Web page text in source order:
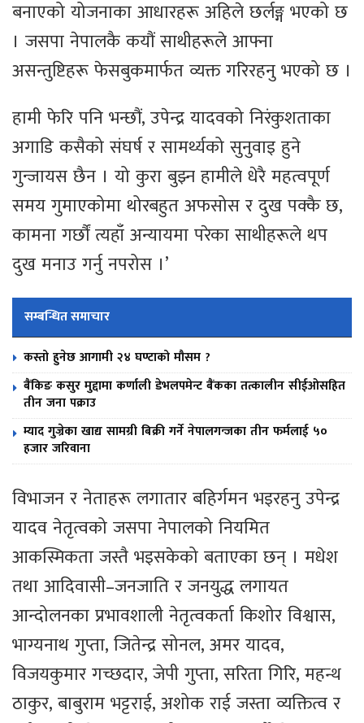
बनाएको योजनाका आधारहरू अहिले छर्लङ्ग भएको छ
। जसपा नेपालकै कयौं साथीहरूले आफ्ना
असन्तुष्टिहरू फेसबुकमार्फत व्यक्त गरिरहनु भएको छ ।
हामी फेरि पनि भन्छौं, उपेन्द्र यादवको निरंकुशताका
अगाडि कसैको संघर्ष र सामर्थ्यको सुनुवाइ हुने
गुन्जायस छैन । यो कुरा बुझ्न हामीले धेरै महत्वपूर्ण
समय गुमाएकोमा थोरबहुत अफसोस र दुख पक्कै छ,
कामना गर्छौं त्यहाँ अन्यायमा परेका साथीहरूले थप
दुख मनाउ गर्नु नपरोस ।’
सम्बन्धित समाचार
कस्तो हुनेछ आगामी २४ घण्टाको मौसम ?
बैंकिङ कसुर मुद्दामा कर्णाली डेभलपमेन्ट बैंकका तत्कालीन सीईओसहित
तीन जना पक्राउ
म्याद गुज्रेका खाद्य सामग्री बिक्री गर्ने नेपालगन्जका तीन फर्मलाई ५०
हजार जरिवाना
विभाजन र नेताहरू लगातार बहिर्गमन भइरहनु उपेन्द्र
यादव नेतृत्वको जसपा नेपालको नियमित
आकस्मिकता जस्तै भइसकेको बताएका छन् । मधेश
तथा आदिवासी–जनजाति र जनयुद्ध लगायत
आन्दोलनका प्रभावशाली नेतृत्वकर्ता किशोर विश्वास,
भाग्यनाथ गुप्ता, जितेन्द्र सोनल, अमर यादव,
विजयकुमार गच्छदार, जेपी गुप्ता, सरिता गिरि, महन्थ
ठाकुर, बाबुराम भट्टराई, अशोक राई जस्ता व्यक्तित्व र